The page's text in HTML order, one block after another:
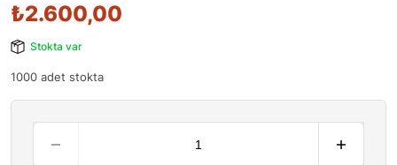
₺2.600,00
Stokta var
1000 adet stokta